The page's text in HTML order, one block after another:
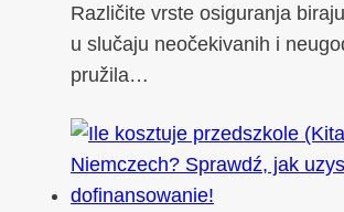
Različite vrste osiguranja
u slučaju neočekivanih i
pružila…